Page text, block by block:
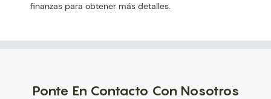
finanzas para obtener más detalles.
Ponte En Contacto Con Nosotros